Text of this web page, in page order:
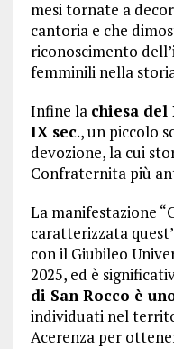
mesi tornate a
cantoria e che
riconoscimento
femminili nella
Infine la chiesa
IX sec., un piccolo
devozione, la cui
Confraternita più
La manifestazione
caratterizzata
con il Giubileo
2025, ed è
di San Rocco è
individuati nel
Acerenza per